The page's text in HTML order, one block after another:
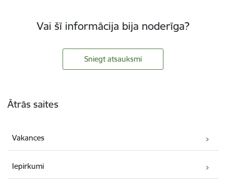
Vai šī informācija bija noderīga?
Sniegt atsauksmi
Ātrās saites
Vakances
Iepirkumi